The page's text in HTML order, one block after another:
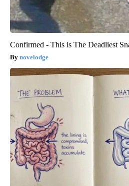
Confirmed - This is The Deadliest
novelodge